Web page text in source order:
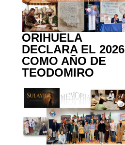
ORIHUELA
DECLARA EL 2026
COMO AÑO DE
TEODOMIRO